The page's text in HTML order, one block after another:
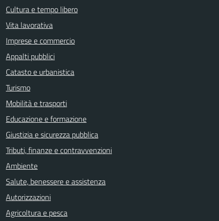
Cultura e tempo libero
Vita lavorativa
Imprese e commercio
Appalti pubblici
Catasto e urbanistica
Turismo
Mobilità e trasporti
Educazione e formazione
Giustizia e sicurezza pubblica
Tributi, finanze e contravvenzioni
Ambiente
Salute, benessere e assistenza
Autorizzazioni
Agricoltura e pesca